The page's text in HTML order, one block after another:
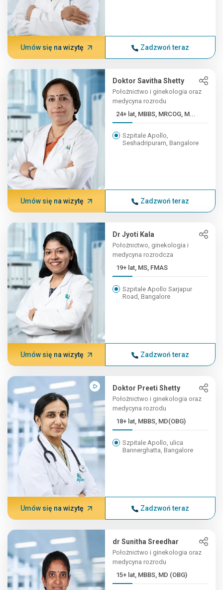
Umów się na wizytę Zadzwoń teraz
Doktor Savitha Shetty
Położnictwo i ginekologia oraz
medycyna rozrodu
24+ lat, MBBS, MRCOG, M...
Szpitale Apollo,
Seshadripuram, Bangalore
Umów się na wizytę Zadzwoń teraz
Dr Jyoti Kala
Położnictwo, ginekologia i
medycyna rozrodcza
19+ lat, MS, FMAS
Szpitale Apollo Sarjapur
Road, Bangalore
Umów się na wizytę Zadzwoń teraz
Doktor Preeti Shetty
Położnictwo i ginekologia oraz
medycyna rozrodu
18+ lat, MBBS, MD(OBG)
Szpitale Apollo, ulica
Bannerghatta, Bangalore
Umów się na wizytę Zadzwoń teraz
dr Sunitha Sreedhar
Położnictwo i ginekologia oraz
medycyna rozrodu
15+ lat, MBBS, MD (OBG)